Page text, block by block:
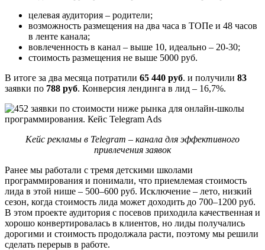
целевая аудитория – родители;
возможность размещения на два часа в ТОПе и 48 часов
в ленте канала;
вовлеченность в канал – выше 10, идеально – 20-30;
стоимость размещения не выше 5000 руб.
В итоге за два месяца потратили 65 440 руб. и получили 83
заявки по 788 руб. Конверсия лендинга в лид – 16,7%.
Кейс рекламы в Telеgram – канала для эффективного
привлечения заявок
Ранее мы работали с тремя детскими школами
программирования и понимали, что приемлемая стоимость
лида в этой нише – 500–600 руб. Исключение – лето, низкий
сезон, когда стоимость лида может доходить до 700–1200 руб.
В этом проекте аудитория с посевов приходила качественная и
хорошо конвертировалась в клиентов, но лиды получались
дорогими и стоимость продолжала расти, поэтому мы решили
сделать перерыв в работе.